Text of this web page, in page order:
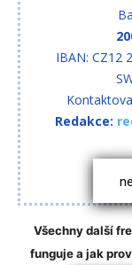
IBAN: CZ12
Redakce:
Všechny další
funguje a jak